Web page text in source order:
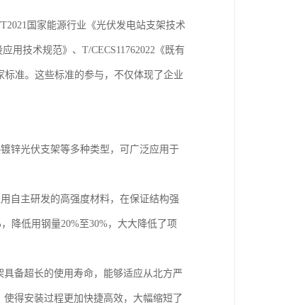
国家能源行业《光伏发电站支架技术
用技术规范》、T/CECS11762022《既有
标准。这些标准的参与，不仅体现了企业
锌光伏支架等多种类型，可广泛应用于
自主研发的高强度材料，在保证结构强
降低用钢量20%至30%，大大降低了项
备超长的使用寿命，能够适应从北方严
得安装过程更加快捷高效，大幅缩短了